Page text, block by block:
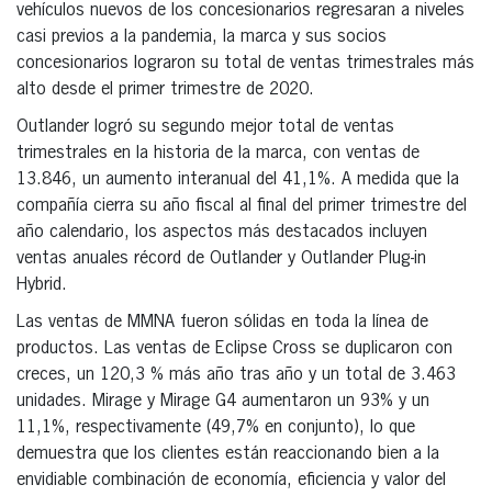
vehículos nuevos de los concesionarios regresaran a niveles
casi previos a la pandemia, la marca y sus socios
concesionarios lograron su total de ventas trimestrales más
alto desde el primer trimestre de 2020.
Outlander logró su segundo mejor total de ventas
trimestrales en la historia de la marca, con ventas de
13.846, un aumento interanual del 41,1%. A medida que la
compañía cierra su año fiscal al final del primer trimestre del
año calendario, los aspectos más destacados incluyen
ventas anuales récord de Outlander y Outlander Plug-in
Hybrid.
Las ventas de MMNA fueron sólidas en toda la línea de
productos. Las ventas de Eclipse Cross se duplicaron con
creces, un 120,3 % más año tras año y un total de 3.463
unidades. Mirage y Mirage G4 aumentaron un 93% y un
11,1%, respectivamente (49,7% en conjunto), lo que
demuestra que los clientes están reaccionando bien a la
envidiable combinación de economía, eficiencia y valor del